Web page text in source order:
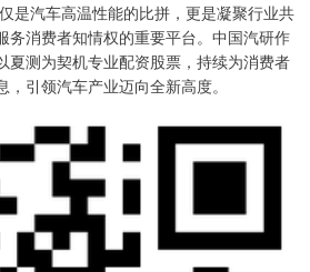
是汽车高温性能的比拼，更是凝聚行业共
务消费者知情权的重要平台。中国汽研作
夏测为契机专业配资股票，持续为消费者
引领汽车产业迈向全新高度。